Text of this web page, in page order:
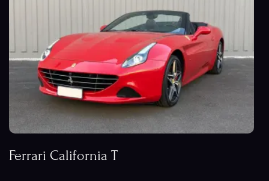
Ferrari California T